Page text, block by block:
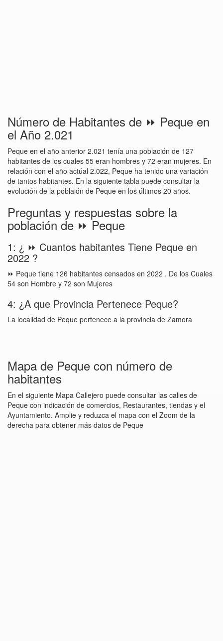
Número de Habitantes de ⏩ Peque en
el Año 2.021
Peque en el año anterior 2.021 tenía una población de 127
habitantes de los cuales 55 eran hombres y 72 eran mujeres. En
relación con el año actúal 2.022, Peque ha tenido una variación
de tantos habitantes. En la siguiente tabla puede consultar la
evolución de la poblaión de Peque en los últimos 20 años.
Preguntas y respuestas sobre la
población de ⏩ Peque
1: ¿ ⏩ Cuantos habitantes Tiene Peque en
2022 ?
⏩ Peque tiene 126 habitantes censados en 2022 . De los Cuales
54 son Hombre y 72 son Mujeres
4: ¿A que Provincia Pertenece Peque?
La localidad de Peque pertenece a la provincia de Zamora
Mapa de Peque con número de
habitantes
En el siguiente Mapa Callejero puede consultar las calles de
Peque con indicación de comercios, Restaurantes, tiendas y el
Ayuntamiento. Amplie y reduzca el mapa con el Zoom de la
derecha para obtener más datos de Peque